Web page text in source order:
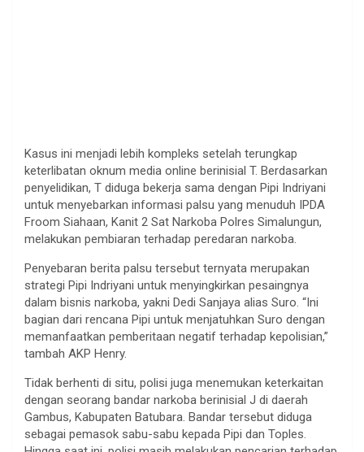
Kasus ini menjadi lebih kompleks setelah terungkap
keterlibatan oknum media online berinisial T. Berdasarkan
penyelidikan, T diduga bekerja sama dengan Pipi Indriyani
untuk menyebarkan informasi palsu yang menuduh IPDA
Froom Siahaan, Kanit 2 Sat Narkoba Polres Simalungun,
melakukan pembiaran terhadap peredaran narkoba.
Penyebaran berita palsu tersebut ternyata merupakan
strategi Pipi Indriyani untuk menyingkirkan pesaingnya
dalam bisnis narkoba, yakni Dedi Sanjaya alias Suro. “Ini
bagian dari rencana Pipi untuk menjatuhkan Suro dengan
memanfaatkan pemberitaan negatif terhadap kepolisian,”
tambah AKP Henry.
Tidak berhenti di situ, polisi juga menemukan keterkaitan
dengan seorang bandar narkoba berinisial J di daerah
Gambus, Kabupaten Batubara. Bandar tersebut diduga
sebagai pemasok sabu-sabu kepada Pipi dan Toples.